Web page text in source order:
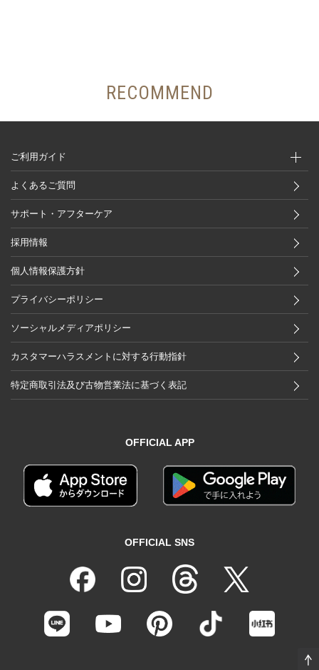
RECOMMEND
ご利用ガイド
よくあるご質問
サポート・アフターケア
採用情報
個人情報保護方針
プライバシーポリシー
ソーシャルメディアポリシー
カスタマーハラスメントに対する行動指針
特定商取引法及び古物営業法に基づく表記
OFFICIAL APP
OFFICIAL SNS